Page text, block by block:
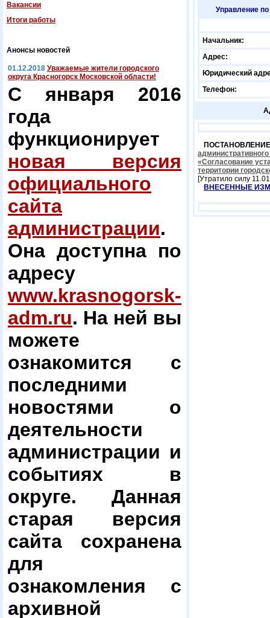
Вакансии
Итоги работы
Анонсы новостей
01.12.2018 Уважаемые жители городского
округа Красногорск Московской области!
С января 2016
года
функционирует
новая версия
официального
сайта
администрации.
Она доступна по
адресу
www.krasnogorsk-
adm.ru. На ней вы
можете
ознакомится с
последними
новостями о
деятельности
администрации и
событиях в
округе. Данная
старая версия
сайта сохранена
для
ознакомления с
архивной
Управление
Начальник:
Адрес:
Юридический
Телефон:
«Согласование
территории
[Утратило силу
ВНЕСЕННЫЕ